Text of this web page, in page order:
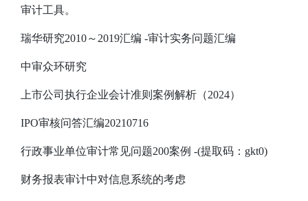
审计工具。
瑞华研究2010～2019汇编 -审计实务问题汇编
中审众环研究
上市公司执行企业会计准则案例解析（2024）
IPO审核问答汇编20210716
行政事业单位审计常见问题200案例 -(提取码：gkt0)
财务报表审计中对信息系统的考虑